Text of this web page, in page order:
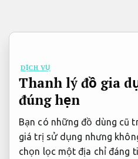
nội
DỊCH VỤ
Thanh lý đồ gia
đúng hẹn
Bạn có những đồ dùng cũ
giá trị sử dụng nhưng
chọn lọc một địa chỉ đáng